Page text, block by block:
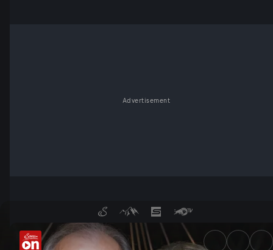
Advertisement
Monika Gruber und